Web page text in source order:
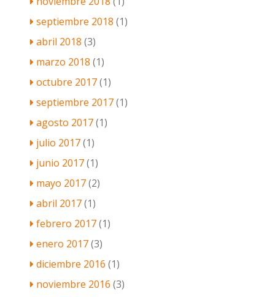
septiembre 2018 (1)
abril 2018 (3)
marzo 2018 (1)
octubre 2017(1)
septiembre 2017(1)
agosto 2017(1)
julio 2017(1)
junio 2017(1)
mayo 2017(2)
abril 2017(1)
febrero 2017(1)
enero 2017(3)
diciembre 2016 (1)
noviembre 2016 (3)